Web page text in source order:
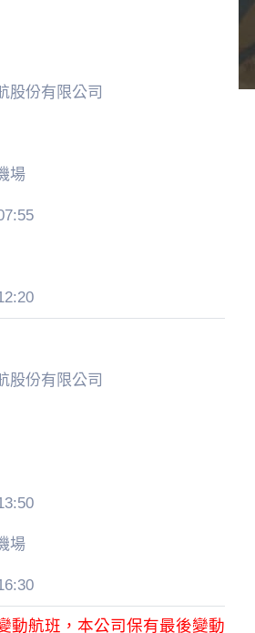
股份有限公司
場
股份有限公司
場
動航班，本公司保有最後變動